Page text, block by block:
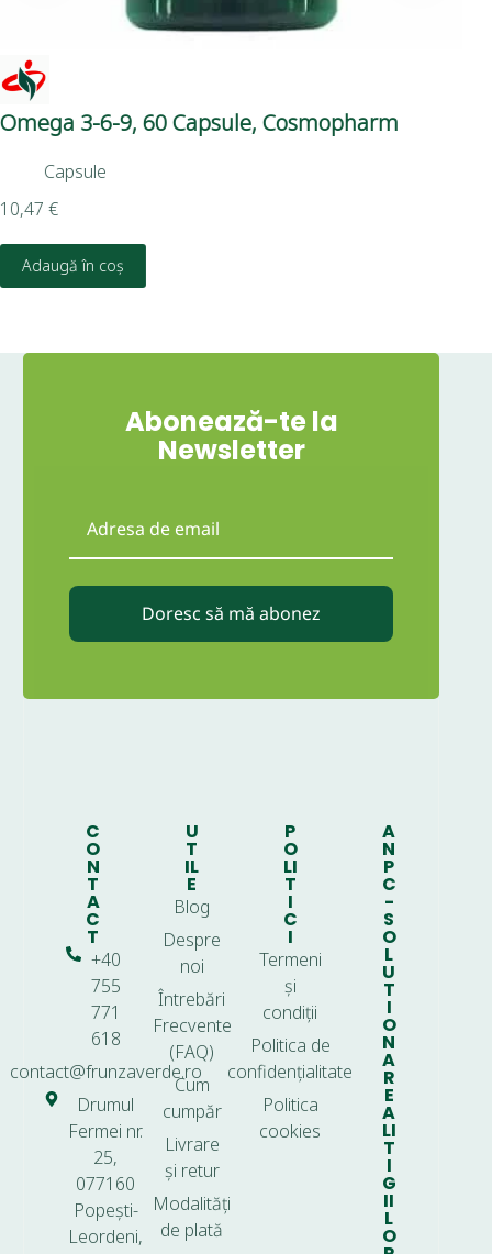
Omega 3-6-9, 60 Capsule, Cosmopharm
Capsule
10,47 €
Adaugă în coș
Abonează-te la
Newsletter
Doresc să mă abonez
C
O
N
T
A
C
T
+40
755
771
618
contact@frunzaverde.ro
Drumul
Fermei nr.
25,
077160
Popești-
Leordeni,
U
T
IL
E
Blog
Despre
noi
Întrebări
Frecvente
(FAQ)
Cum
cumpăr
Livrare
și retur
Modalități
de plată
P
O
LI
T
I
C
I
Termeni
și
condiții
Politica de
confidențialitate
Politica
cookies
A
N
P
C
-
S
O
L
U
T
I
O
N
A
R
E
A
LI
T
I
G
II
L
O